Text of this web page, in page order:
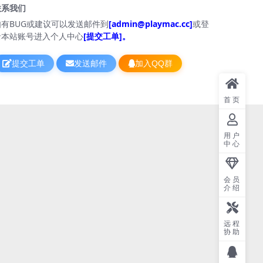
我们
BUG或建议可以发送邮件到[admin@playmac.cc]或登
站账号进入个人中心[提交工单]。
提交工单 发送邮件 加入QQ群
首页
用户
中心
会员
介绍
远程
协助